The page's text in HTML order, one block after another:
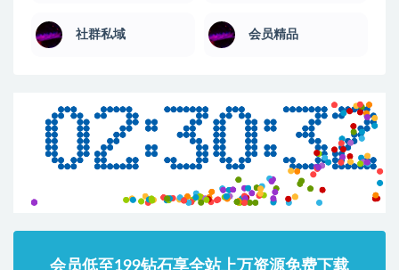
社群私域 会员精品
会员低至199钻石享全站上万资源免费下载